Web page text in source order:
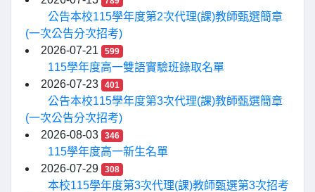
公告本校115學年度第2次代理(課)教師甄選簡章
(一次公告分次招考)
2026-07-21
599
115學年度高一雙語實驗班錄取名單
2026-07-23
401
公告本校115學年度第3次代理(課)教師甄選簡章
(一次公告分次招考)
2026-08-03
346
115學年度高一新生名單
2026-07-29
308
本校115學年度第3次代理(課)教師甄選第3次招考